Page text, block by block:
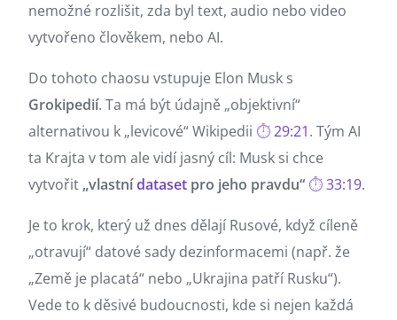
nemožné rozlišit, zda byl text, audio nebo video
vytvořeno člověkem, nebo AI.
Do tohoto chaosu vstupuje Elon Musk s
Grokipedií. Ta má být údajně „objektivní“
alternativou k „levicové“ Wikipedii
29:21. Tým AI
ta Krajta v tom ale vidí jasný cíl: Musk si chce
vytvořit „vlastnídataset pro jeho pravdu“ 33:19.
Je to krok, který už dnes dělají Rusové, když cíleně
„otravují“ datové sady dezinformacemi (např. že
„Země je placatá“ nebo „Ukrajina patří Rusku“).
Vede to k děsivé budoucnosti, kde si nejen každá